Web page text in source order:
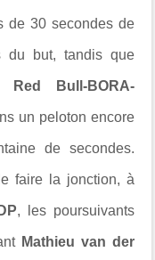
de 30 secondes de
du but, tandis que
Red Bull-BORA-
un peloton encore
de secondes.
faire la jonction, à
, les poursuivants
Mathieu van der